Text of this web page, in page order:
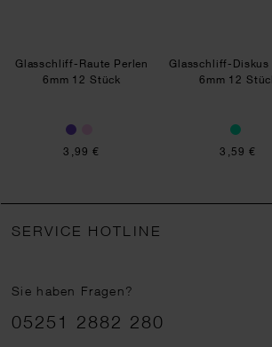
Glasschliff-Raute Perlen
6mm 12 Stück
3,99 €
Glasschliff-Diskus
6mm 12
3,59 €
SERVICE HOTLINE
Sie haben Fragen?
Telefonnummer
05251 2882 280